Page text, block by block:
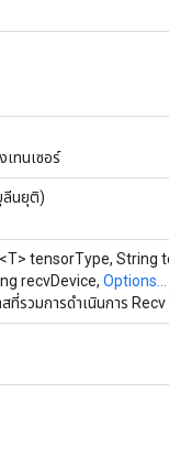
ทนเซอร์
ลีนยุติ)
tensorType, String
recvDevice, Options...
ที่รวมการดำเนินการ Recv